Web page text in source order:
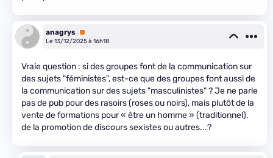
anagrys Premium
Le 13/12/2025 à 16h18
Vraie question : si des groupes font de la communication sur
des sujets "féministes", est-ce que des groupes font aussi de
la communication sur des sujets "masculinistes" ? Je ne parle
pas de pub pour des rasoirs (roses ou noirs), mais plutôt de la
vente de formations pour « être un homme » (traditionnel),
de la promotion de discours sexistes ou autres...?